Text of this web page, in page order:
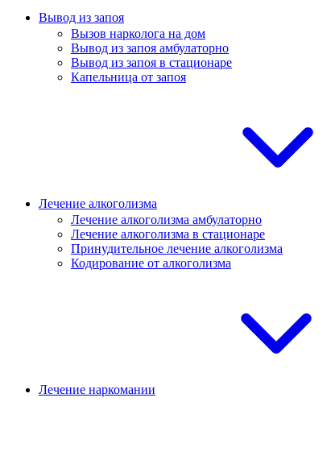
Вывод из запоя
Вызов нарколога на дом
Вывод из запоя амбулаторно
Вывод из запоя в стационаре
Капельница от запоя
Лечение алкоголизма
Лечение алкоголизма амбулаторно
Лечение алкоголизма в стационаре
Принудительное лечение алкоголизма
Кодирование от алкоголизма
Лечение наркомании